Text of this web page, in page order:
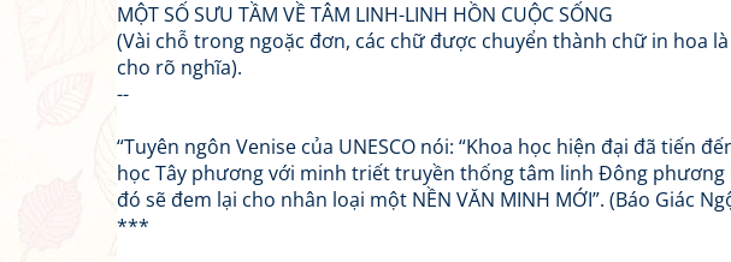
MỘT SỐ SƯU TẦM VỀ TÂM LINH-LINH HỒN CUỘC SỐNG
(Vài chỗ trong ngoặc đơn, các chữ được chuyển thành chữ in hoa
cho rõ nghĩa).
--
“Tuyên ngôn Venise của UNESCO nói: “Khoa học hiện đại đã tiến
học Tây phương với minh triết truyền thống tâm linh Đông phương
đó sẽ đem lại cho nhân loại một NỀN VĂN MINH MỚI”. (Báo Giác
***